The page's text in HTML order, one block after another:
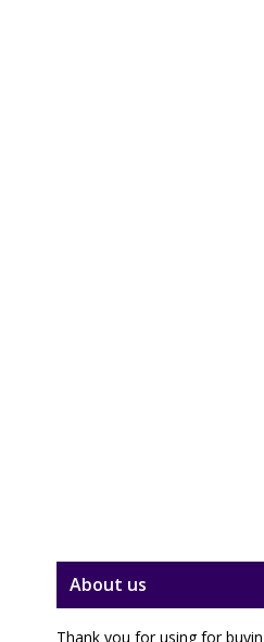
About us
Thank you for using for